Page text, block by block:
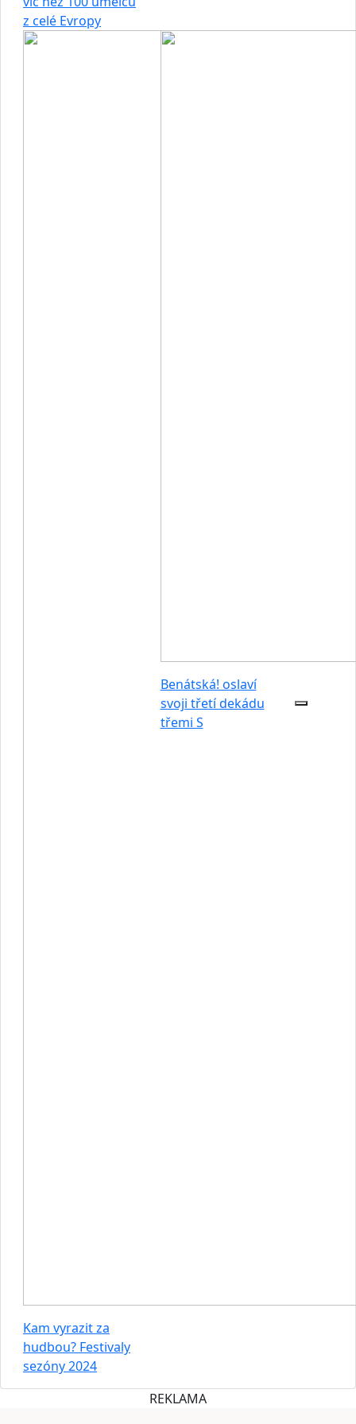
z celé Evropy
Kam vyrazit za
hudbou? Festivaly
sezóny 2024
Benátská! oslaví
svoji třetí dekádu
třemi S
REKLAMA